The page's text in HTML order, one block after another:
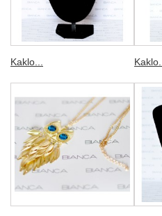
Kaklo... Kaklo...